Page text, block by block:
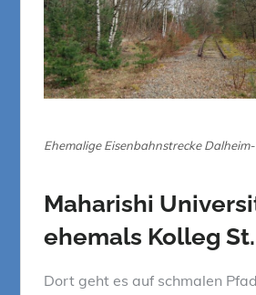
Ehemalige Eisenbahnstrecke
Maharishi
ehemals Kolleg
Dort geht es auf schmalen